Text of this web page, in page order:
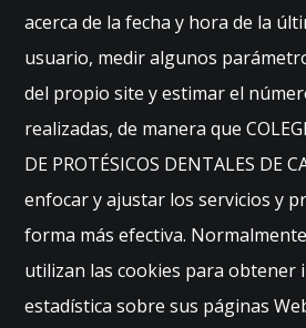
acerca de la fecha y hora de la
usuario, medir algunos
del propio site y estimar el
realizadas, de manera que
DE PROTÉSICOS DENTALES DE
enfocar y ajustar los servicios y
forma más efectiva.
utilizan las cookies para obtener
estadística sobre sus páginas